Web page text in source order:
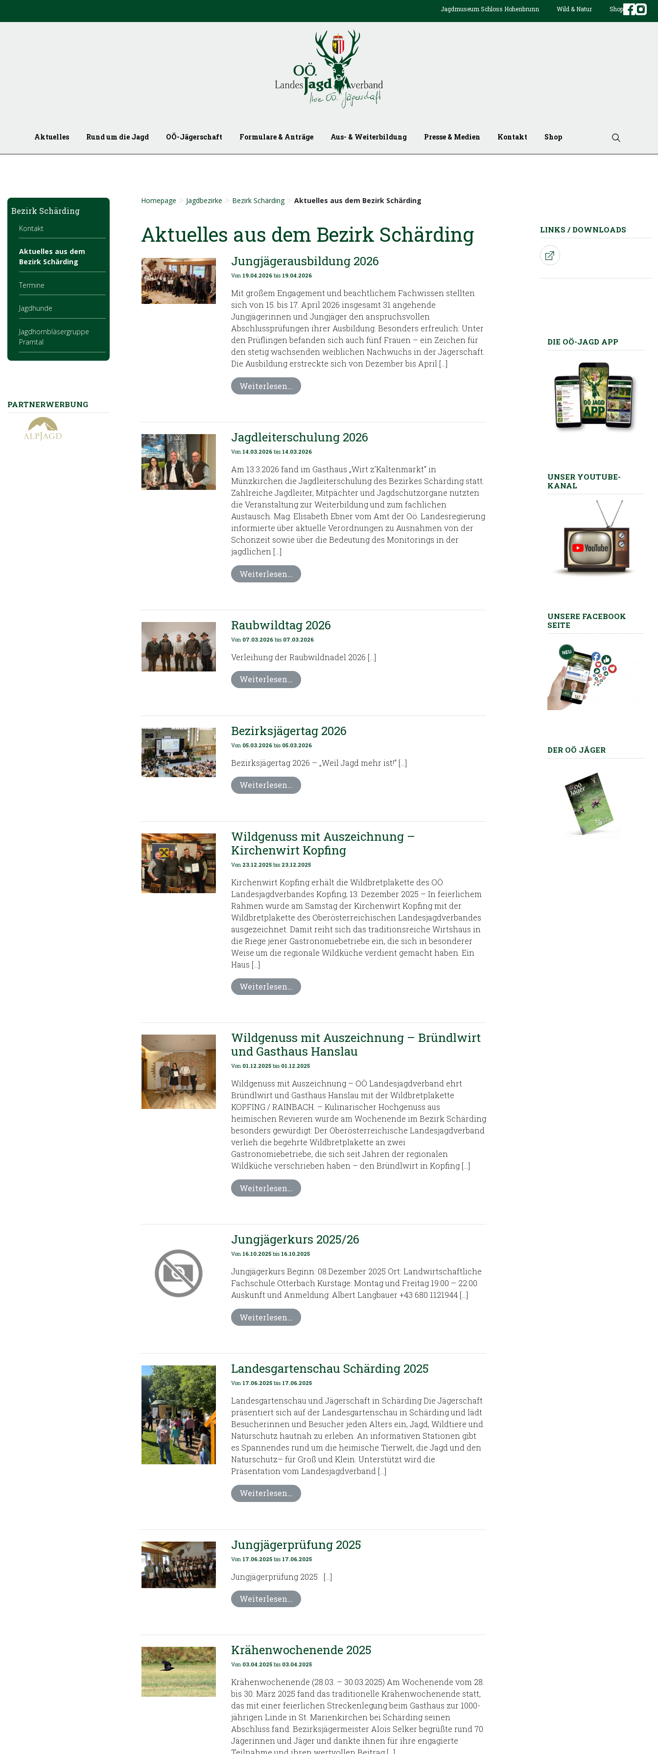
Jagdmuseum Schloss Hohenbrunn Wild & Natur Shop
Aktuelles Rund um die Jagd OÖ-Jägerschaft Formulare & Anträge Aus- & Weiterbildung Presse & Medien Kontakt Shop
Bezirk Schärding
Kontakt
Aktuelles aus dem
Bezirk Schärding
Termine
Jagdhunde
Jagdhornbläsergruppe
Pramtal
PARTNERWERBUNG
Homepage > Jagdbezirke > Bezirk Schärding > Aktuelles aus dem Bezirk Schärding
Aktuelles aus dem Bezirk Schärding
Jungjägerausbildung 2026
Von 19.04.2026 bis 19.04.2026
Mit großem Engagement und beachtlichem Fachwissen stellten
sich von 15. bis 17. April 2026 insgesamt 31 angehende
Jungjägerinnen und Jungjäger den anspruchsvollen
Abschlussprüfungen ihrer Ausbildung. Besonders erfreulich: Unter
den Prüflingen befanden sich auch fünf Frauen – ein Zeichen für
den stetig wachsenden weiblichen Nachwuchs in der Jägerschaft.
Die Ausbildung erstreckte sich von Dezember bis April […]
Weiterlesen…
Jagdleiterschulung 2026
Von 14.03.2026 bis 14.03.2026
Am 13.3.2026 fand im Gasthaus „Wirt z’Kaltenmarkt“ in
Münzkirchen die Jagdleiterschulung des Bezirkes Schärding statt.
Zahlreiche Jagdleiter, Mitpächter und Jagdschutzorgane nutzten
die Veranstaltung zur Weiterbildung und zum fachlichen
Austausch. Mag. Elisabeth Ebner vom Amt der Oö. Landesregierung
informierte über aktuelle Verordnungen zu Ausnahmen von der
Schonzeit sowie über die Bedeutung des Monitorings in der
jagdlichen […]
Weiterlesen…
Raubwildtag 2026
Von 07.03.2026 bis 07.03.2026
Verleihung der Raubwildnadel 2026 […]
Weiterlesen…
Bezirksjägertag 2026
Von 05.03.2026 bis 05.03.2026
Bezirksjägertag 2026 – „Weil Jagd mehr ist!“ […]
Weiterlesen…
Wildgenuss mit Auszeichnung –
Kirchenwirt Kopfing
Von 23.12.2025 bis 23.12.2025
Kirchenwirt Kopfing erhält die Wildbretplakette des OÖ
Landesjagdverbandes Kopfing, 13. Dezember 2025 – In feierlichem
Rahmen wurde am Samstag der Kirchenwirt Kopfing mit der
Wildbretplakette des Oberösterreichischen Landesjagdverbandes
ausgezeichnet. Damit reiht sich das traditionsreiche Wirtshaus in
die Riege jener Gastronomiebetriebe ein, die sich in besonderer
Weise um die regionale Wildküche verdient gemacht haben. Ein
Haus […]
Weiterlesen…
Wildgenuss mit Auszeichnung – Bründlwirt
und Gasthaus Hanslau
Von 01.12.2025 bis 01.12.2025
Wildgenuss mit Auszeichnung – OÖ Landesjagdverband ehrt
Bründlwirt und Gasthaus Hanslau mit der Wildbretplakette
KOPFING / RAINBACH. – Kulinarischer Hochgenuss aus
heimischen Revieren wurde am Wochenende im Bezirk Schärding
besonders gewürdigt: Der Oberösterreichische Landesjagdverband
verlieh die begehrte Wildbretplakette an zwei
Gastronomiebetriebe, die sich seit Jahren der regionalen
Wildküche verschrieben haben – den Bründlwirt in Kopfing […]
Weiterlesen…
Jungjägerkurs 2025/26
Von 16.10.2025 bis 16.10.2025
Jungjägerkurs Beginn: 08.Dezember 2025 Ort: Landwirtschaftliche
Fachschule Otterbach Kurstage: Montag und Freitag 19:00 – 22:00
Auskunft und Anmeldung: Albert Langbauer +43 680 1121944 […]
Weiterlesen…
Landesgartenschau Schärding 2025
Von 17.06.2025 bis 17.06.2025
Landesgartenschau und Jägerschaft in Schärding Die Jägerschaft
präsentiert sich auf der Landesgartenschau in Schärding und lädt
Besucherinnen und Besucher jeden Alters ein, Jagd, Wildtiere und
Naturschutz hautnah zu erleben. An informativen Stationen gibt
es Spannendes rund um die heimische Tierwelt, die Jagd und den
Naturschutz– für Groß und Klein. Unterstützt wird die
Präsentation vom Landesjagdverband […]
Weiterlesen…
Jungjägerprüfung 2025
Von 17.06.2025 bis 17.06.2025
Jungjägerprüfung 2025 […]
Weiterlesen…
Krähenwochenende 2025
Von 03.04.2025 bis 03.04.2025
Krähenwochenende (28.03. – 30.03.2025) Am Wochenende vom 28.
bis 30. März 2025 fand das traditionelle Krähenwochenende statt,
das mit einer feierlichen Streckenlegung beim Gasthaus zur 1000-
jährigen Linde in St. Marienkirchen bei Schärding seinen
Abschluss fand. Bezirksjägermeister Alois Selker begrüßte rund 70
Jägerinnen und Jäger und dankte ihnen für ihre engagierte
LINKS / DOWNLOADS
DIE OÖ-JAGD APP
UNSER YOUTUBE-
KANAL
UNSERE FACEBOOK
SEITE
DER OÖ JÄGER